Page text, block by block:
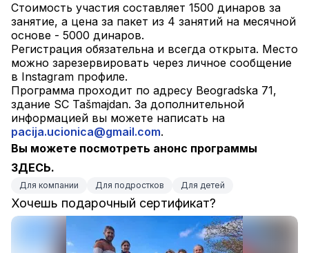
Стоимость участия составляет 1500 динаров за
занятие, а цена за пакет из 4 занятий на месячной
основе - 5000 динаров.
Регистрация обязательна и всегда открыта. Место
можно зарезервировать через личное сообщение
в Instagram профиле.
Программа проходит по адресу Beogradska 71,
здание SC Tašmajdan. За дополнительной
pacija.ucionica@gmail.com.
Вы можете посмотреть анонс программы
ЗДЕСЬ.
Для компании Для подростков Для детей
Хочешь подарочный сертификат?